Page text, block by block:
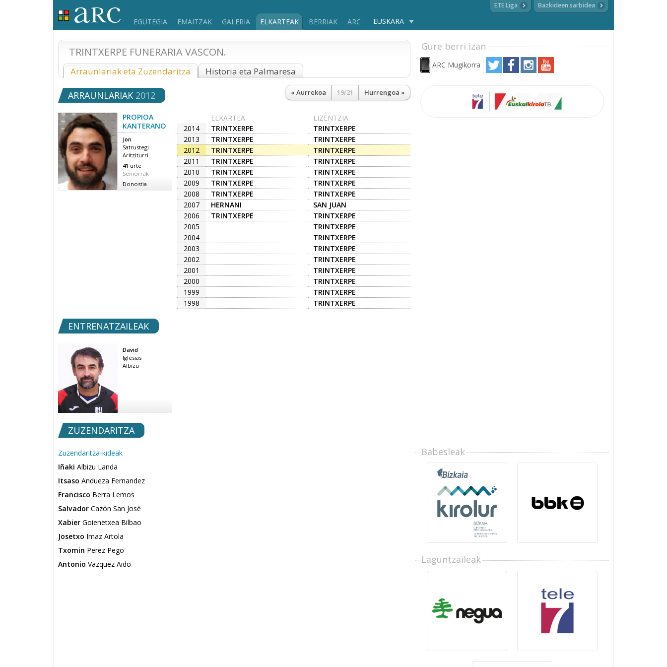
EGUTEGIA EMAITZAK GALERIA ELKARTEAK BERRIAK ARC EUSKARA
ETE Liga Bazkideen sarbidea
TRINTXERPE FUNERARIA VASCON.
Arraunlariak eta Zuzendaritza Historia eta Palmaresa
« Aurrekoa 19/21 Hurrengoa »
ARRAUNLARIAK 2012
PROPIOA
KANTERANO
Jon
Satrustegi
Aritziturri
41 urte
Seniorrak
Donostia
ELKARTEA
LIZENTZIA
2014
TRINTXERPE
TRINTXERPE
2013
TRINTXERPE
TRINTXERPE
2012
TRINTXERPE
TRINTXERPE
2011
TRINTXERPE
TRINTXERPE
2010
TRINTXERPE
TRINTXERPE
2009
TRINTXERPE
TRINTXERPE
2008
TRINTXERPE
TRINTXERPE
2007
HERNANI
SAN JUAN
2006
TRINTXERPE
TRINTXERPE
2005
TRINTXERPE
2004
TRINTXERPE
2003
TRINTXERPE
2002
TRINTXERPE
2001
TRINTXERPE
2000
TRINTXERPE
1999
TRINTXERPE
1998
TRINTXERPE
ENTRENATZAILEAK
David
Iglesias
Albizu
ZUZENDARITZA
Zuzendaritza-kideak
Iñaki Albizu Landa
Itsaso Andueza Fernandez
Francisco Berra Lemos
Salvador Cazón San José
Xabier Goienetxea Bilbao
Josetxo Imaz Artola
Txomin Perez Pego
Antonio Vazquez Aido
Gure berri izan
ARC Mugikorra
Babesleak
Laguntzaileak